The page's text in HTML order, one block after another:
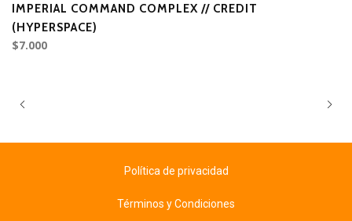
IMPERIAL COMMAND COMPLEX // CREDIT
(HYPERSPACE)
$7.000
Política de privacidad
Términos y Condiciones